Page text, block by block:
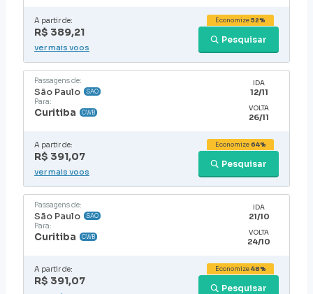
A partir de:
R$ 389,21
Pesquisar
Economize52%
ver mais voos
Passagens de:
São Paulo SAO
Para:
Curitiba CWB
IDA
12/11
VOLTA
26/11
A partir de:
R$ 391,07
Pesquisar
Economize64%
ver mais voos
Passagens de:
São Paulo SAO
Para:
Curitiba CWB
IDA
21/10
VOLTA
24/10
A partir de:
R$ 391,07
Pesquisar
Economize48%